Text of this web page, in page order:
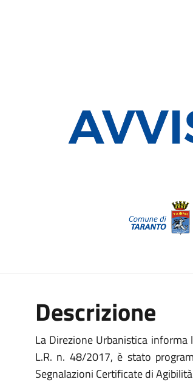
Descrizione
La Direzione Urbanistica
L.R. n. 48/2017, è stato
Segnalazioni Certificate di Agibilità